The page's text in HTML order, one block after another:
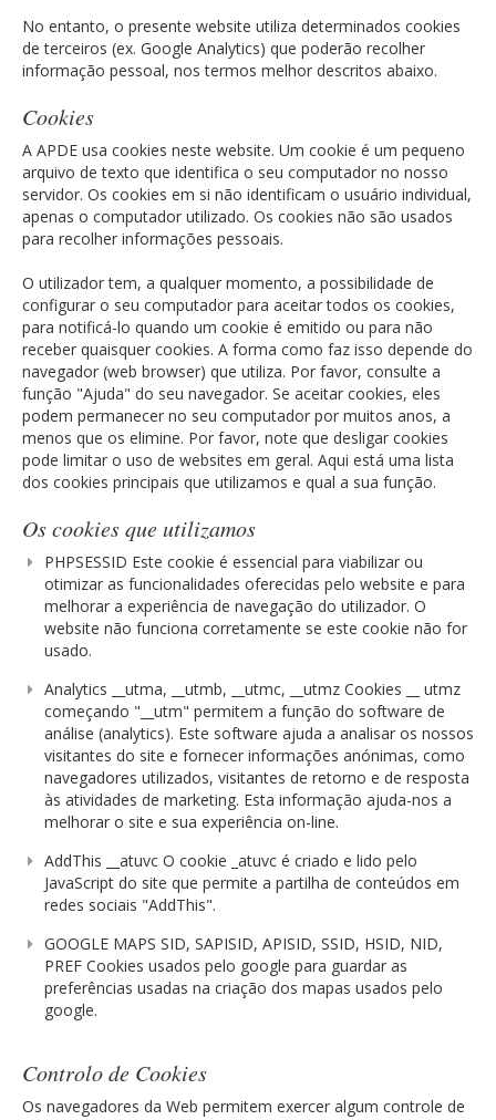
No entanto, o presente website utiliza determinados cookies
de terceiros (ex. Google Analytics) que poderão recolher
informação pessoal, nos termos melhor descritos abaixo.
Cookies
A APDE usa cookies neste website. Um cookie é um pequeno
arquivo de texto que identifica o seu computador no nosso
servidor. Os cookies em si não identificam o usuário individual,
apenas o computador utilizado. Os cookies não são usados
para recolher informações pessoais.
O utilizador tem, a qualquer momento, a possibilidade de
configurar o seu computador para aceitar todos os cookies,
para notificá-lo quando um cookie é emitido ou para não
receber quaisquer cookies. A forma como faz isso depende do
navegador (web browser) que utiliza. Por favor, consulte a
função "Ajuda" do seu navegador. Se aceitar cookies, eles
podem permanecer no seu computador por muitos anos, a
menos que os elimine. Por favor, note que desligar cookies
pode limitar o uso de websites em geral. Aqui está uma lista
dos cookies principais que utilizamos e qual a sua função.
Os cookies que utilizamos
PHPSESSID Este cookie é essencial para viabilizar ou
otimizar as funcionalidades oferecidas pelo website e para
melhorar a experiência de navegação do utilizador. O
website não funciona corretamente se este cookie não for
usado.
Analytics __utma, __utmb, __utmc, __utmz Cookies __ utmz
começando "__utm" permitem a função do software de
análise (analytics). Este software ajuda a analisar os nossos
visitantes do site e fornecer informações anónimas, como
navegadores utilizados, visitantes de retorno e de resposta
às atividades de marketing. Esta informação ajuda-nos a
melhorar o site e sua experiência on-line.
AddThis __atuvc O cookie _atuvc é criado e lido pelo
JavaScript do site que permite a partilha de conteúdos em
redes sociais "AddThis".
GOOGLE MAPS SID, SAPISID, APISID, SSID, HSID, NID,
PREF Cookies usados pelo google para guardar as
preferências usadas na criação dos mapas usados pelo
google.
Controlo de Cookies
Os navegadores da Web permitem exercer algum controle de